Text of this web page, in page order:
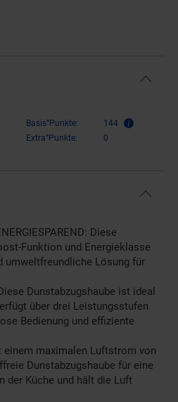
Basis°Punkte:
144
Extra°Punkte:
0
Diese
Funktion und Energieklasse
umweltfreundliche Lösung für
Dunstabzugshaube ist ideal
über drei Leistungsstufen
Bedienung und effiziente
einem maximalen Luftstrom von
Dunstabzugshaube für eine
der Küche und hält die Luft